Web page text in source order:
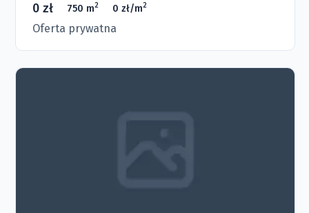
0 zł 750 m2 0 zł/m2
Oferta prywatna